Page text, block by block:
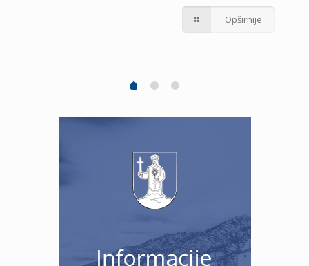
Opširnije